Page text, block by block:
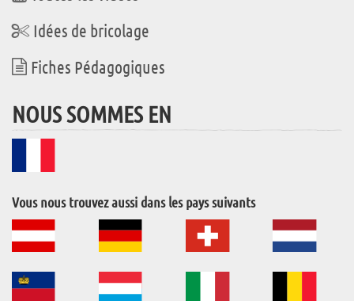
Idées de bricolage
Fiches Pédagogiques
NOUS SOMMES EN
Vous nous trouvez aussi dans les pays suivants